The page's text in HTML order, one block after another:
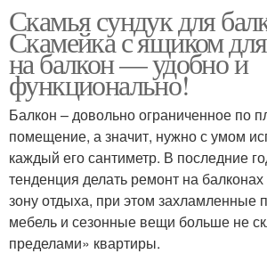
Скамья сундук для
Скамейка с ящиком
на балкон — удобно и
функционально!
Балкон – довольно ограниченное по
помещение, а значит, нужно с умом
каждый его сантиметр. В последние
тенденция делать ремонт на
зону отдыха, при этом захламленные
мебель и сезонные вещи больше не
пределами» квартиры.